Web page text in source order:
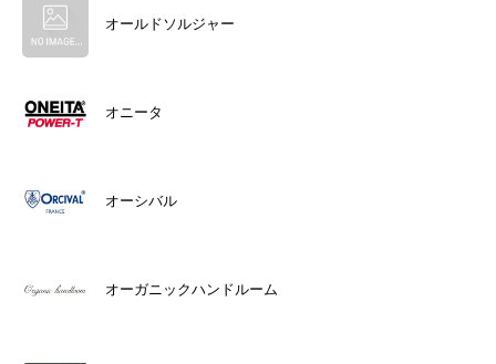
オールドソルジャー
オニータ
オーシバル
オーガニックハンドルーム